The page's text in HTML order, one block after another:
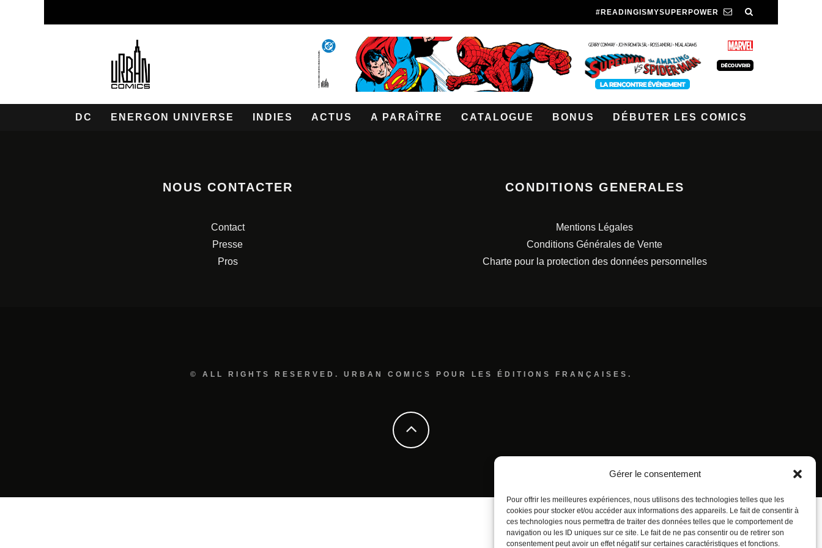
Gérer le consentement
Pour offrir les meilleures expériences, nous utilisons des technologies telles que les
cookies pour stocker et/ou accéder aux informations des appareils. Le fait de consentir à
ces technologies nous permettra de traiter des données telles que le comportement de
navigation ou les ID uniques sur ce site. Le fait de ne pas consentir ou de retirer son
consentement peut avoir un effet négatif sur certaines caractéristiques et fonctions.
#READINGISMYSUPERPOWER
DC ENERGON UNIVERSE INDIES ACTUS A PARAÎTRE CATALOGUE BONUS DÉBUTER LES COMICS
NOUS CONTACTER
Contact
Presse
Pros
CONDITIONS GENERALES
Mentions Légales
Conditions Générales de Vente
Charte pour la protection des données personnelles
© ALL RIGHTS RESERVED. URBAN COMICS POUR LES ÉDITIONS FRANÇAISES.